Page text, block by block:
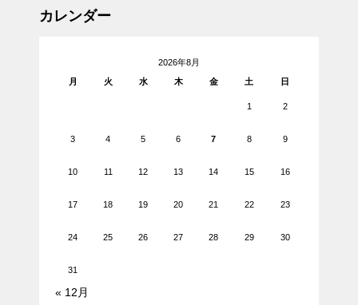
カレンダー
2026年8月
月
火 水 木 金 土 日
1 2
3 4 5 6 7 8 9
10 11 12 13 14 15 16
17 18 19 20 21 22 23
24 25 26 27 28 29 30
31
« 12月